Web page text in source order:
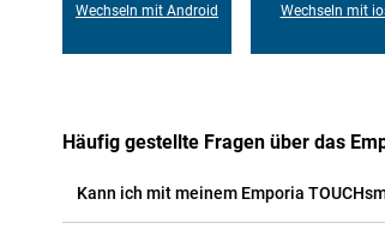
Wechseln mit Android Wechseln mit
Häufig gestellte Fragen über das
Kann ich mit meinem Emporia